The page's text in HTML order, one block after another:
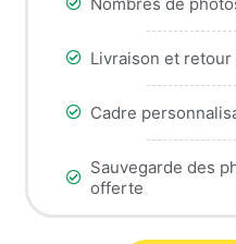
Livraison et
Cadre
Sauvegarde des
offerte